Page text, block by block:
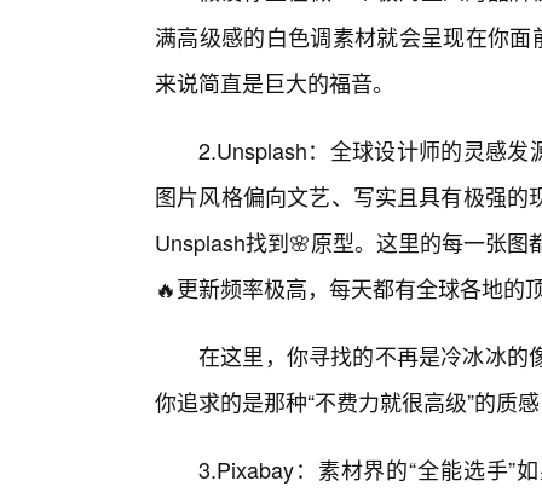
满高级感的白色调素材就会呈现在你
来说简直是巨大的福音。
2.Unsplash：全球设计师的灵感发
图片风格偏向文艺、写实且具有极强
Unsplash找到🌸原型。这里的每一张
🔥更新频率极高，每天都有全球各地的
在这里，你寻找的不再是冷冰冰的
你追求的是那种“不费力就很高级”的质
3.Pixabay：素材界的“全能选手”